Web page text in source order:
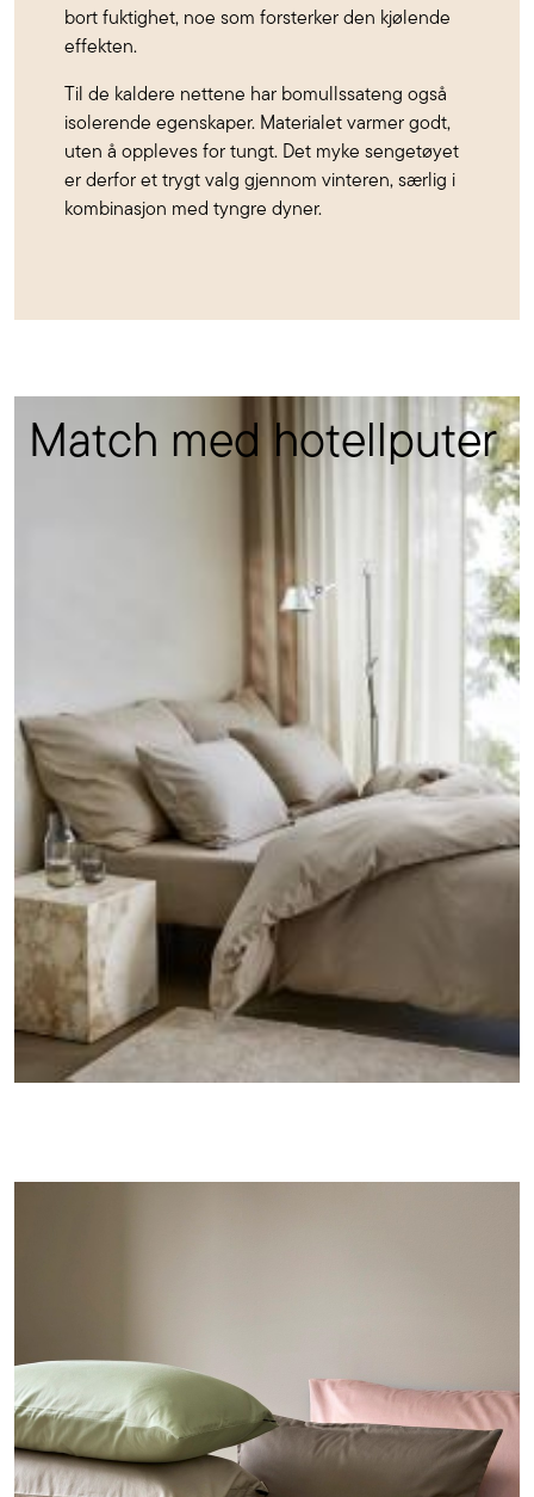
bort fuktighet, noe som forsterker den kjølende
effekten.
Til de kaldere nettene har bomullssateng også
isolerende egenskaper. Materialet varmer godt,
uten å oppleves for tungt. Det myke sengetøyet
er derfor et trygt valg gjennom vinteren, særlig i
kombinasjon med tyngre dyner.
Match med hotellputer